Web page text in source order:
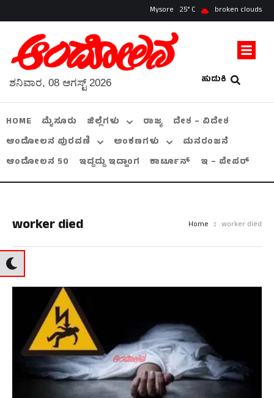
Mysore 25 broken clouds
ಹುಡುಕಿ
ಶನಿವಾರ, 08 ಆಗಸ್ಟ್ 2026
HOME ಮೈಸೂರು ಜಿಲ್ಲೆಗಳು ರಾಜ್ಯ
ದೇಶ – ವಿದೇಶ
ಆಂದೋಲನ ಪುರವಣಿ
ಅಂಕಣಗಳು
ಮನರಂಜನೆ
ಆಂದೋಲನ 50
ಇದ್ದದ್ದು ಇದ್ಹಾಂಗ ಕಾರ್ಟೂನ್ ಇ – ಪೇಪರ್
worker died Home worker died